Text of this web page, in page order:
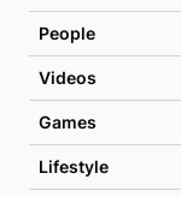
People
Videos
Games
Lifestyle